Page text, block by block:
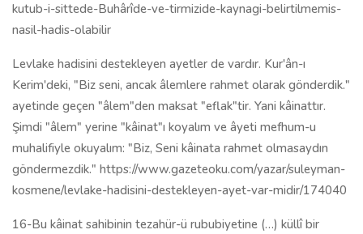
kutub-i-sittede-Buhârîde-ve-tirmizide-kaynagi-belirtilmemis-
nasil-hadis-olabilir
Levlake hadisini destekleyen ayetler de vardır. Kur'ân-ı
Kerim'deki, "Biz seni, ancak âlemlere rahmet olarak gönderdik."
ayetinde geçen "âlem"den maksat "eflak"tir. Yani kâinattır.
Şimdi "âlem" yerine "kâinat"ı koyalım ve âyeti mefhum-u
muhalifiyle okuyalım: "Biz, Seni kâinata rahmet olmasaydın
göndermezdik." https://www.gazeteoku.com/yazar/suleyman-
kosmene/levlake-hadisini-destekleyen-ayet-var-midir/174040
16-Bu kâinat sahibinin tezahür-ü rububiyetine (…) küllî bir